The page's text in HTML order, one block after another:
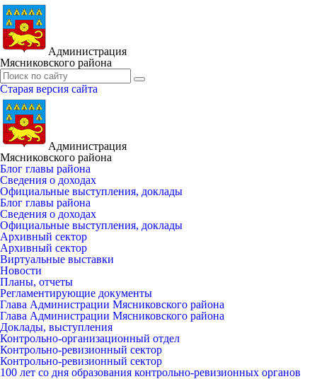
Администрация
Мясниковского района
Старая версия сайта
Администрация
Мясниковского района
Блог главы района
Сведения о доходах
Официальные выступления, доклады
Блог главы района
Сведения о доходах
Официальные выступления, доклады
Архивный сектор
Архивный сектор
Виртуальные выставки
Новости
Планы, отчеты
Регламентирующие документы
Глава Администрации Мясниковского района
Глава Администрации Мясниковского района
Доклады, выступления
Контрольно-организационный отдел
Контрольно-ревизионный сектор
Контрольно-ревизионный сектор
100 лет со дня образования контрольно-ревизионных органов